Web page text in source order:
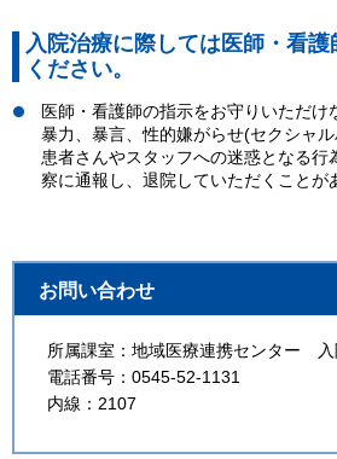
入院治療に際しては医師・看護
ください。
医師・看護師の指示をお守りいただけ
暴力、暴言、性的嫌がらせ(セクシャ
患者さんやスタッフへの迷惑となる行
察に通報し、退院していただくことが
お問い合わせ
所属課室：地域医療連携センター 入
電話番号：0545-52-1131
内線：2107